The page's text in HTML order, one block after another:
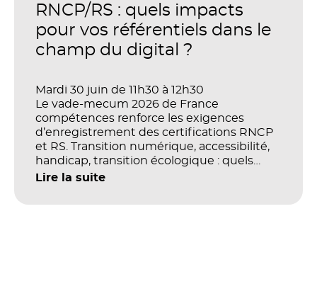
productivité et la performance des
RNCP/RS : quels impacts
pour vos référentiels dans le
champ du digital ?
Mardi 30 juin de 11h30 à 12h30
Le vade-mecum 2026 de France
compétences renforce les exigences
d’enregistrement des certifications RNCP
et RS. Transition numérique, accessibilité,
handicap, transition écologique : quels
impacts concrets pour les référentiels dans
Lire la suite